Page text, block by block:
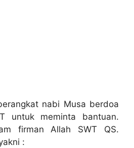
nabi Musa berdoa
untuk meminta bantuan.
firman Allah SWT QS.
: